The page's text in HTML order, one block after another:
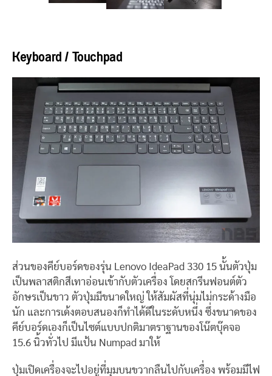
Keyboard / Touchpad
ส่วนของคีย์บอร์ดของรุ่น Lenovo IdeaPad 330 15 นั้นตัวปุ่ม
เป็นพลาสติกสีเทาอ่อนเข้ากับตัวเครื่อง โดยสกรีนฟอนต์ตัว
อักษรเป็นขาว ตัวปุ่มมีขนาดใหญ่ ให้สัมผัสที่นุ่มไม่กระด้างมือ
นัก และการเด้งตอบสนองก็ทำได้ดีในระดับหนึ่ง ซึ่งขนาดของ
คีย์บอร์ดเองก็เป็นไซต์แบบปกติมาตราฐานของโน๊ตบุ๊คจอ
15.6 นิ้วทั่วไป มีแป้น Numpad มาให้
ปุ่มเปิดเครื่องจะไปอยู่ที่มุมบนขวากลืนไปกับเครื่อง พร้อมมีไฟ